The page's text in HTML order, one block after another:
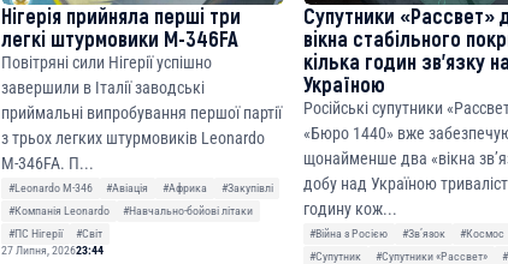
Нігерія прийняла перші три
легкі штурмовики M-346FA
Повітряні сили Нігерії успішно
завершили в Італії заводські
приймальні випробування першої партії
з трьох легких штурмовиків Leonardo
M-346FA. П...
#Leonardo M-346 #Авіація #Африка
#Закупівлі
#Компанія Leonardo
#Навчально-бойові літаки
#ПС Нігерії
#Світ
27 Липня, 202623:44
Супутники «Рассвет»
вікна стабільного
кілька годин зв’язку
Україною
Російські супутники
«Бюро 1440» вже
щонайменше два «вікна
добу над Україною
годину кож...
#Війна з Росією #Звʼязок #Космос
#Супутник
#Супутники «Рассвет»